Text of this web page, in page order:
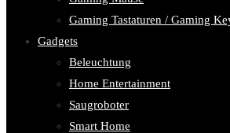
Gaming Tastaturen / Gaming
Gadgets
Beleuchtung
Home Entertainment
Saugroboter
Smart Home